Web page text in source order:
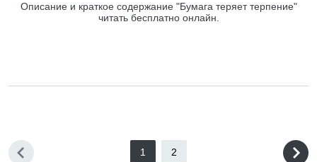
Описание и краткое содержание "Бумага теряет терпение"
читать бесплатно онлайн.
1 2